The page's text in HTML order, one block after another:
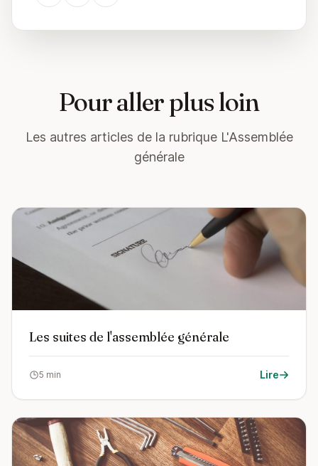
Pour aller plus loin
Les autres articles de la rubrique L'Assemblée
générale
Les suites de l'assemblée générale
5 min Lire